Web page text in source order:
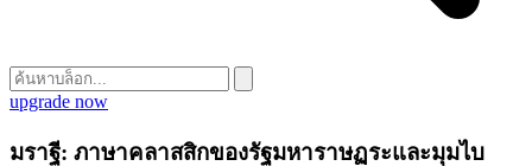
upgrade now
มราฐี: ภาษาคลาสสิกของรัฐมหาราษฏระและมุมไบ